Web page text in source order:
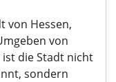
von Hessen,
von
die Stadt nicht
sondern